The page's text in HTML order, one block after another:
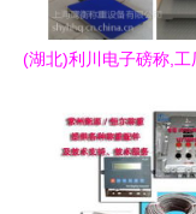
(湖北)利川电子磅称,工